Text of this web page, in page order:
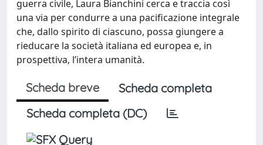
guerra civile, Laura Bianchini cerca e traccia così
una via per condurre a una pacificazione integrale
che, dallo spirito di ciascuno, possa giungere a
rieducare la società italiana ed europea e, in
prospettiva, l’intera umanità.
Scheda breve
Scheda completa
Scheda completa (DC)